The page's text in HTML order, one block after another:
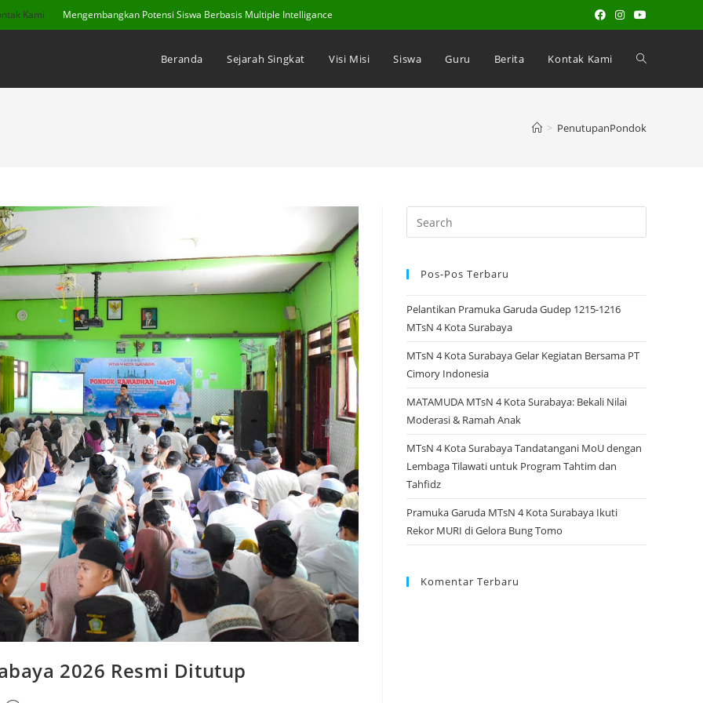
Kami Mengembangkan Potensi Siswa Berbasis Multiple Intelligance
Beranda Sejarah Singkat Visi Misi Siswa Guru Berita Kontak Kami
> PenutupanPondok
2026 Resmi Ditutup
Search
for:
Pos-Pos Terbaru
Pelantikan Pramuka Garuda Gudep 1215-1216
MTsN 4 Kota Surabaya
MTsN 4 Kota Surabaya Gelar Kegiatan Bersama PT
Cimory Indonesia
MATAMUDA MTsN 4 Kota Surabaya: Bekali Nilai
Moderasi & Ramah Anak
MTsN 4 Kota Surabaya Tandatangani MoU dengan
Lembaga Tilawati untuk Program Tahtim dan
Tahfidz
Pramuka Garuda MTsN 4 Kota Surabaya Ikuti
Rekor MURI di Gelora Bung Tomo
Komentar Terbaru